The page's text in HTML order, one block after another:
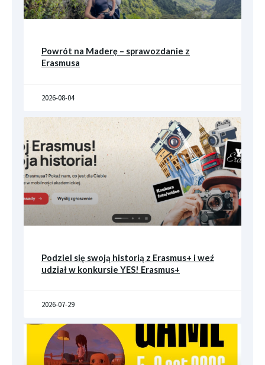
Powrót na Maderę – sprawozdanie z
Erasmusa
2026-08-04
Podziel się swoją historią z Erasmus+ i weź
udział w konkursie YES! Erasmus+
2026-07-29